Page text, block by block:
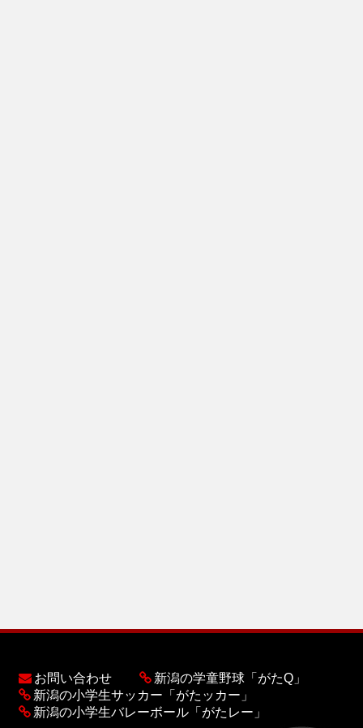
お問い合わせ
新潟の学童野球「がたQ」
新潟の小学生サッカー「がたッカー」
新潟の小学生バレーボール「がたレー」